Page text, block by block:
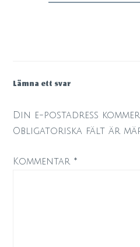
Lämna ett svar
Din e-postadress
Obligatoriska fält är
Kommentar *